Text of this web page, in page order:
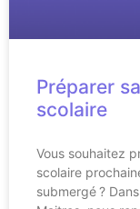
Préparer
scolaire
Vous souhaitez
scolaire
submergé ?